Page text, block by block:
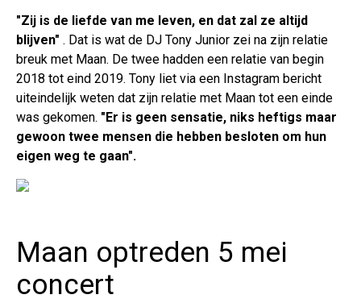
"Zij is de liefde van me leven, en dat zal ze altijd
blijven" . Dat is wat de DJ Tony Junior zei na zijn relatie
breuk met Maan. De twee hadden een relatie van begin
2018 tot eind 2019. Tony liet via een Instagram bericht
uiteindelijk weten dat zijn relatie met Maan tot een einde
was gekomen. "Er is geen sensatie, niks heftigs maar
gewoon twee mensen die hebben besloten om hun
eigen weg te gaan".
Maan optreden 5 mei
concert